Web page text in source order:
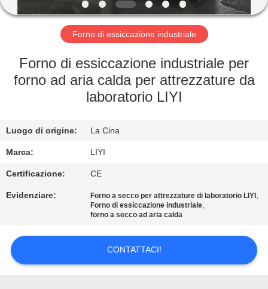
GIRO
FABBRICA
CONTROLLO
QUALITÀ
CONTATTICI
UNA
CITAZIONE
Forno di essiccazione industriale
Forno di essiccazione industriale per
forno ad aria calda per attrezzature da
laboratorio LIYI
Luogo di origine: La Cina
Marca: LIYI
Certificazione: CE
Evidenziare: Forno a secco per attrezzature di laboratorio LIYI ,
Forno di essiccazione industriale,
forno a secco ad aria calda
CONTATTACI!